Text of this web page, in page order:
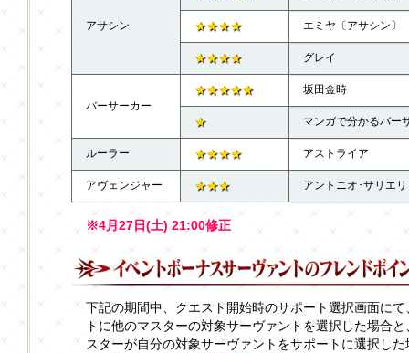
アサシン ★★★★ エミヤ〔アサシン〕
★★★★ グレイ
バーサーカー
★★★★★ 坂田金時
★ マンガで分かるバー
ルーラー ★★★★ アストライア
アヴェンジャー ★★★ アントニオ･サリエリ
※4月27日(土) 21:00修正
下記の期間中、クエスト開始時のサポート選択画面にて
トに他のマスターの対象サーヴァントを選択した場合
スターが自分の対象サーヴァントをサポートに選択した